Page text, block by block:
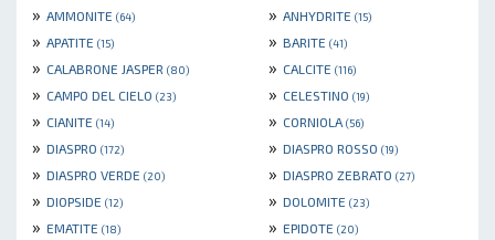
» AMMONITE (64) » ANHYDRITE (15)
» APATITE (15) » BARITE (41)
» CALABRONE JASPER (80) » CALCITE (116)
» CAMPO DEL CIELO (23) » CELESTINO (19)
» CIANITE (14) » CORNIOLA (56)
» DIASPRO (172) » DIASPRO ROSSO (19)
» DIASPRO VERDE (20) » DIASPRO ZEBRATO (27)
» DIOPSIDE (12) » DOLOMITE (23)
» EMATITE (18) » EPIDOTE (20)